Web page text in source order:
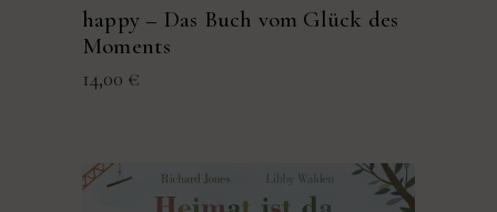
happy – Das Buch vom Glück des
Moments
14,00 €